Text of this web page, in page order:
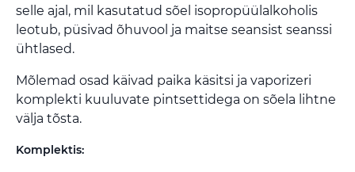
selle ajal, mil kasutatud sõel isopropüülalkoholis
leotub, püsivad õhuvool ja maitse seansist seanssi
ühtlased.
Mõlemad osad käivad paika käsitsi ja vaporizeri
komplekti kuuluvate pintsettidega on sõela lihtne
välja tõsta.
Komplektis: